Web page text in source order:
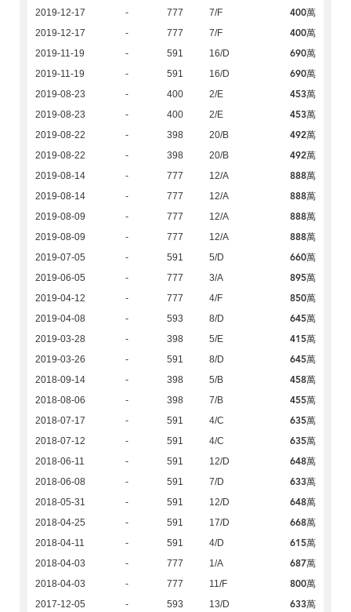
2019-12-17 - 777 7/F 400萬
2019-12-17 - 777 7/F 400萬
2019-11-19 - 591 16/D 690萬
2019-11-19 - 591 16/D 690萬
2019-08-23 - 400 2/E 453萬
2019-08-23 - 400 2/E 453萬
2019-08-22 - 398 20/B 492萬
2019-08-22 - 398 20/B 492萬
2019-08-14 - 777 12/A 888萬
2019-08-14 - 777 12/A 888萬
2019-08-09 - 777 12/A 888萬
2019-08-09 - 777 12/A 888萬
2019-07-05 - 591 5/D 660萬
2019-06-05 - 777 3/A 895萬
2019-04-12 - 777 4/F 850萬
2019-04-08 - 593 8/D 645萬
2019-03-28 - 398 5/E 415萬
2019-03-26 - 591 8/D 645萬
2018-09-14 - 398 5/B 458萬
2018-08-06 - 398 7/B 455萬
2018-07-17 - 591 4/C 635萬
2018-07-12 - 591 4/C 635萬
2018-06-11 - 591 12/D 648萬
2018-06-08 - 591 7/D 633萬
2018-05-31 - 591 12/D 648萬
2018-04-25 - 591 17/D 668萬
2018-04-11 - 591 4/D 615萬
2018-04-03 - 777 1/A 687萬
2018-04-03 - 777 11/F 800萬
2017-12-05 - 593 13/D 633萬